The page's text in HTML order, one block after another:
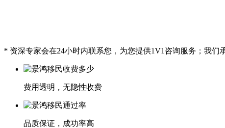
* 资深专家会在24小时内联系您，为您提供1V1咨询服务；我们
费用透明，无隐性收费
品质保证，成功率高